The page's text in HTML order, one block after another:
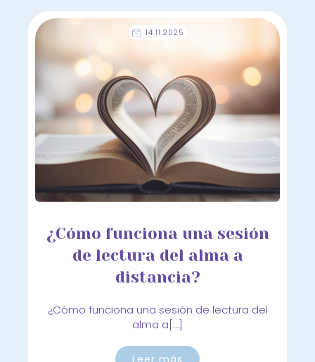
14.11.2025
¿Cómo funciona una sesión
de lectura del alma a
distancia?
¿Cómo funciona una sesión de lectura del
alma a[…]
Leer más